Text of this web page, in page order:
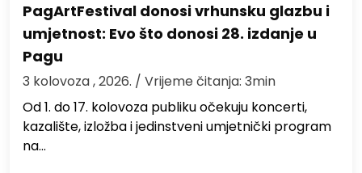
PagArtFestival donosi vrhunsku glazbu i
umjetnost: Evo što donosi 28. izdanje u
Pagu
3 kolovoza , 2026. / Vrijeme čitanja: 3min
Od 1. do 17. kolovoza publiku očekuju koncerti,
kazalište, izložba i jedinstveni umjetnički program
na…